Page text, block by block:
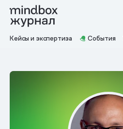
Кейсы и экспертиза События